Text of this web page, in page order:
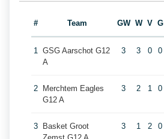
# Team GW W V G
1 GSG Aarschot G12
A
3 3 0 0
2
Merchtem Eagles
G12 A
3 2 1 0
3
Basket Groot
3 1 2 0